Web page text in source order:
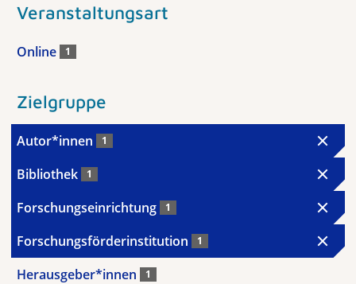
Veranstaltungsart
Online 1
Zielgruppe
Autor*innen 1
Bibliothek 1
Forschungseinrichtung 1
Forschungsförderinstitution 1
Herausgeber*innen 1